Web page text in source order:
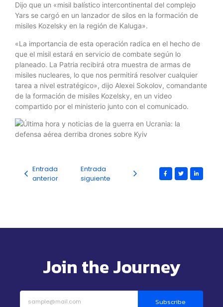
Dijo que un «misil balístico intercontinental del complejo
Yars se cargó en un lanzador de silos en la formación de
misiles Kozelsky en la región de Kaluga».
«La importancia de esta operación radica en el hecho de
que el misil estará en servicio de combate según lo
planeado. La Patria recibirá otra muestra de armas de
misiles nucleares, lo que nos permitirá resolver cualquier
tarea a nivel estratégico», dijo Alexei Sokolov, comandante
de la formación de misiles Kozelsky, en un video
compartido por el ministerio junto con el comunicado.
Entrada
anterior
Entrada
siguiente
Join the Journey
Subscribe